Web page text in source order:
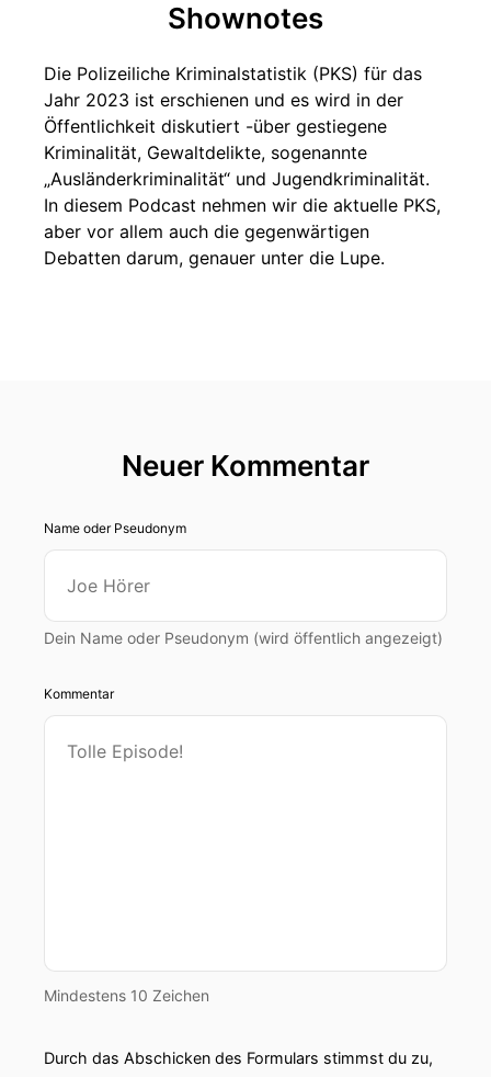
Shownotes
Die Polizeiliche Kriminalstatistik (PKS) für das
Jahr 2023 ist erschienen und es wird in der
Öffentlichkeit diskutiert -über gestiegene
Kriminalität, Gewaltdelikte, sogenannte
„Ausländerkriminalität“ und Jugendkriminalität.
In diesem Podcast nehmen wir die aktuelle PKS,
aber vor allem auch die gegenwärtigen
Debatten darum, genauer unter die Lupe.
Neuer Kommentar
Name oder Pseudonym
Dein Name oder Pseudonym (wird öffentlich angezeigt)
Kommentar
Mindestens 10 Zeichen
Durch das Abschicken des Formulars stimmst du zu,